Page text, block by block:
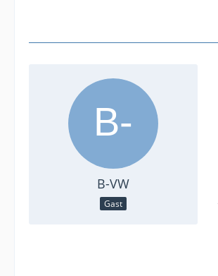
B-VW
Gast